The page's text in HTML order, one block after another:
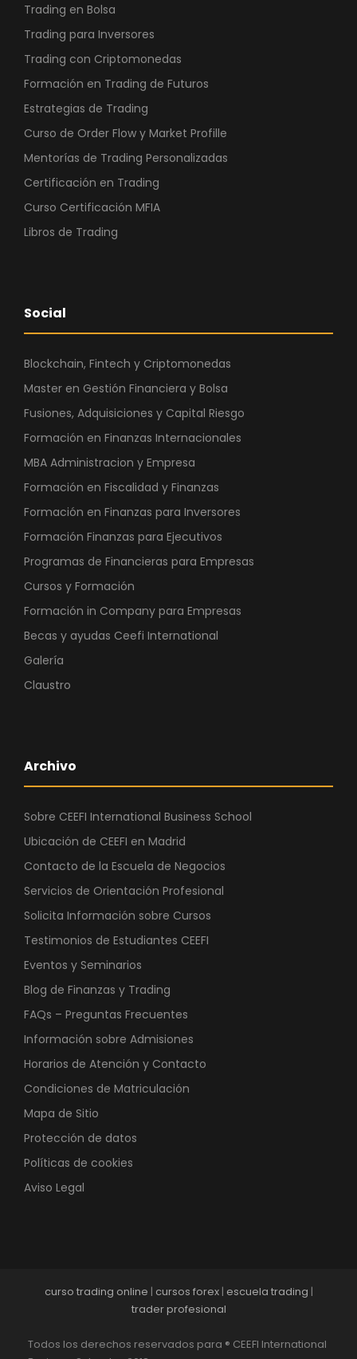
Trading en Bolsa
Trading para Inversores
Trading con Criptomonedas
Formación en Trading de Futuros
Estrategias de Trading
Curso de Order Flow y Market Profille
Mentorías de Trading Personalizadas
Certificación en Trading
Curso Certificación MFIA
Libros de Trading
Social
Blockchain, Fintech y Criptomonedas
Master en Gestión Financiera y Bolsa
Fusiones, Adquisiciones y Capital Riesgo
Formación en Finanzas Internacionales
MBA Administracion y Empresa
Formación en Fiscalidad y Finanzas
Formación en Finanzas para Inversores
Formación Finanzas para Ejecutivos
Programas de Financieras para Empresas
Cursos y Formación
Formación in Company para Empresas
Becas y ayudas Ceefi International
Galería
Claustro
Archivo
Sobre CEEFI International Business School
Ubicación de CEEFI en Madrid
Contacto de la Escuela de Negocios
Servicios de Orientación Profesional
Solicita Información sobre Cursos
Testimonios de Estudiantes CEEFI
Eventos y Seminarios
Blog de Finanzas y Trading
FAQs – Preguntas Frecuentes
Información sobre Admisiones
Horarios de Atención y Contacto
Condiciones de Matriculación
Mapa de Sitio
Protección de datos
Políticas de cookies
Aviso Legal
curso trading online | cursos forex| escuela trading |
trader profesional
Todos los derechos reservados para ® CEEFI International